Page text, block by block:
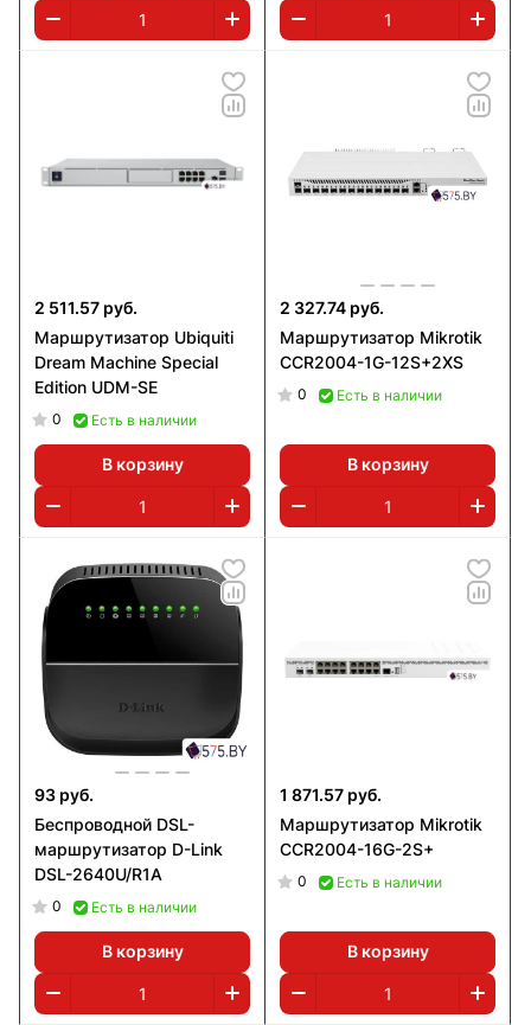
2 511.57 руб.
Маршрутизатор Ubiquiti
Dream Machine Special
Edition UDM-SE
0 Есть в наличии
В корзину
2 327.74 руб.
Маршрутизатор Mikrotik
CCR2004-1G-12S+2XS
0 Есть в наличии
В корзину
93 руб.
Беспроводной DSL-
маршрутизатор D-Link
DSL-2640U/R1A
0 Есть в наличии
В корзину
1 871.57 руб.
Маршрутизатор Mikrotik
CCR2004-16G-2S+
0 Есть в наличии
В корзину